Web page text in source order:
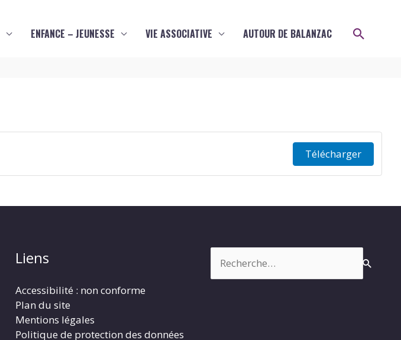
ENFANCE – JEUNESSE VIE ASSOCIATIVE AUTOUR DE BALANZAC
Télécharger
Liens
Accessibilité : non conforme
Plan du site
Mentions légales
Politique de protection des données